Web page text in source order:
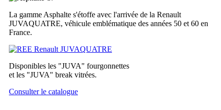
La gamme Asphalte s'étoffe avec l'arrivée de la Renault
JUVAQUATRE, véhicule emblématique des années 50 et 60 en
France.
Disponibles les "JUVA" fourgonnettes
et les "JUVA" break vitrées.
Consulter le catalogue